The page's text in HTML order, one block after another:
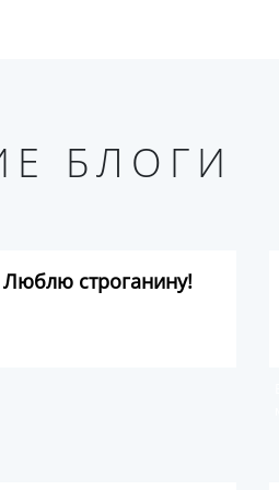
БЛОГИ
Люблю строганину!